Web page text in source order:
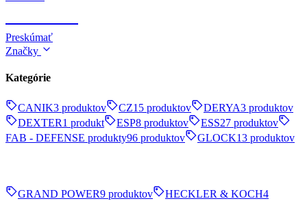
Preskúmať
Značky
Kategórie
CANIK3 produktov CZ15 produktov DERYA3 produktov
DEXTER1 produkt ESP8 produktov ESS27 produktov
FAB - DEFENSE produkty96 produktov GLOCK13 produktov
GRAND POWER9 produktov HECKLER & KOCH4